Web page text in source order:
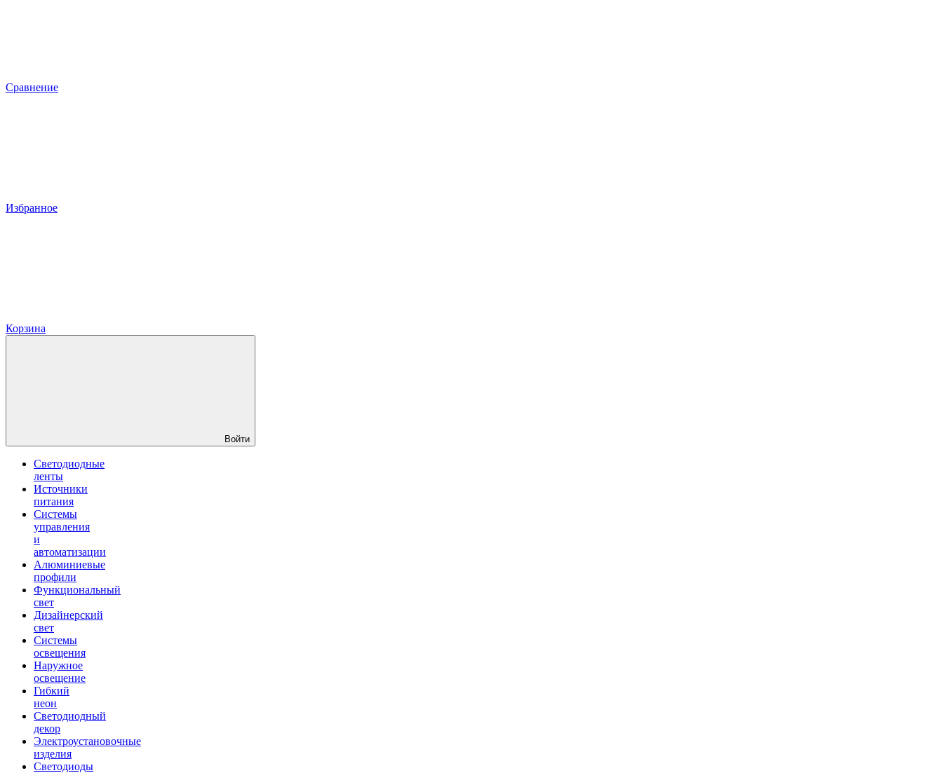
Сравнение
Избранное
Корзина
Войти
Светодиодные
ленты
Источники
питания
Системы
управления
и
автоматизации
Алюминиевые
профили
Функциональный
свет
Дизайнерский
свет
Системы
освещения
Наружное
освещение
Гибкий
неон
Светодиодный
декор
Электроустановочные
изделия
Светодиоды